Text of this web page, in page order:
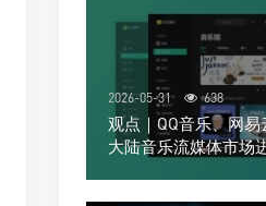
2026-05-31 638
观点｜QQ音乐、网
大陆音乐流媒体市场